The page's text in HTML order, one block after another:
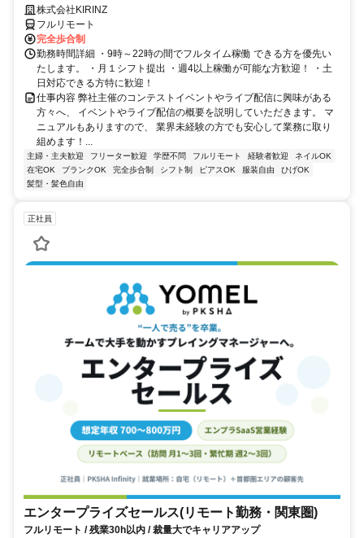
株式会社KIRINZ
フルリモート
完全歩合制
勤務時間詳細 ・9時～22時の間でフルタイム稼働 できる方を優先い
たします。 ・月１シフト提出 ・週4以上稼働が可能な方歓迎！ ・土
日対応できる方特に歓迎！
仕事内容 弊社主催のコンテストイベントやライブ配信に興味がある
方々へ、 イベントやライブ配信の概要を説明していただきます。 マ
ニュアルもありますので、 業界未経験の方でも安心して業務に取り
組めます！...
主婦・主夫歓迎 フリーター歓迎 学歴不問 フルリモート 経験者歓迎
ネイルOK
在宅OK
ブランクOK 完全歩合制 シフト制 ピアスOK 服装自由
ひげOK
髪型・髪色自由
正社員
エンタープライズセールス(リモート勤務・関東圏)
フルリモート / 残業30h以内 / 裁量大でキャリアアップ